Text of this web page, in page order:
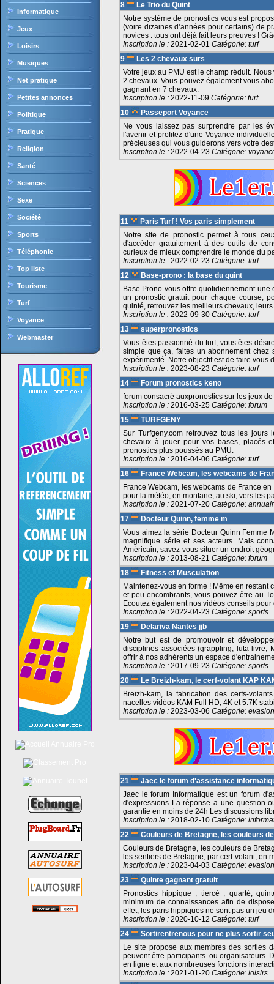
Informatique
Jeux
Loisirs
Musiques
Net pratique
Petites annonces
Politique
Pratique
Religion
Santé
Sciences
Sexe
Société
Sports
Téléphonie
Top liste
Tourisme
Turf
Voyance
Webmaster
8
Le Trio du Quint
Notre système de pronostics vous est
(voire dizaines d’années pour certains) de
novices : tous ont déjà fait leurs preuves !
Inscription le : 2021-02-01 Catégorie: turf
9
Les 2 chevaux surs
Votre jeux au PMU est le champ réduit.
2 chevaux. Vous pouvez également vous
gagnant en 7 chevaux.
Inscription le : 2022-11-09 Catégorie: turf
10
Passeport Voyance
Ne vous laissez pas surprendre par les
l'avenir et profitez d'une Voyance
précieuses qui vous guiderons vers votre
Inscription le : 2022-04-23 Catégorie:
11
Paris Turf ! Vos paris simplement
Notre site de pronostic permet à tous
d'accéder gratuitement à des outils de
curieux de mieux comprendre le monde du
Inscription le : 2022-02-23 Catégorie: turf
12
Base-prono : la base du quint
Base Prono vous offre quotidiennement
un pronostic gratuit pour chaque course,
quinté, retrouvez les meilleurs chevaux,
Inscription le : 2022-09-30 Catégorie: turf
13
superpronostics
Vous êtes passionné du turf, vous êtes
simple que ça, faites un abonnement
expérimenté. Notre objectif est de faire vous
Inscription le : 2023-08-23 Catégorie: turf
14
Forum pronostics keno
forum consacré auxpronostics sur les jeux
Inscription le : 2016-03-25 Catégorie: forum
15
TURFGENY
Sur Turfgeny.com retrouvez tous les
chevaux à jouer pour vos bases, placés
pronostics plus poussés au PMU.
Inscription le : 2016-04-06 Catégorie: turf
16
France Webcam, les webcams de
France Webcam, les webcams de France
pour la météo, en montane, au ski, vers les
Inscription le : 2021-07-20 Catégorie:
17
Docteur Quinn, femme m
Vous aimez la série Docteur Quinn Femme
magnifique série et ses acteurs. Mais
Américain, savez-vous situer un endroit
Inscription le : 2013-08-21 Catégorie: forum
18
Fitness et Musculation
Maintenez-vous en forme ! Même en
et peu encombrants, vous pouvez être au
Ecoutez également nos vidéos conseils
Inscription le : 2022-04-23 Catégorie: sports
19
Delariva Nantes jjb
Notre but est de promouvoir et
disciplines associées (grappling, luta livre,
offrir à nos adhérents un espace
Inscription le : 2017-09-23 Catégorie: sports
20
Le Breizh-kam, le cerf-volant KAP
Breizh-kam, la fabrication des cerfs-
nacelles vidéos KAM Full HD, 4K et 5.7K
Inscription le : 2023-03-06 Catégorie: evasion
21
Jaec le forum d'assistance
Jaec le forum Informatique est un forum
d'expressions La réponse a une question
garantie en moins de 24h Les discussions
Inscription le : 2018-02-10 Catégorie:
22
Couleurs de Bretagne, les couleurs
Couleurs de Bretagne, les couleurs de
les sentiers de Bretagne, par cerf-volant, en
Inscription le : 2023-04-03 Catégorie: evasion
23
Quinte gagnant gratuit
Pronostics hippique ; tiercé , quarté,
minimum de connaissances afin de
effet, les paris hippiques ne sont pas un jeu
Inscription le : 2020-10-12 Catégorie: turf
24
Sortirentrenous pour ne plus sortir
Le site propose aux membres des sorties
peuvent être participants. ou organisateurs.
en ligne et aux nombreuses fonctions
Inscription le : 2021-01-20 Catégorie: loisirs